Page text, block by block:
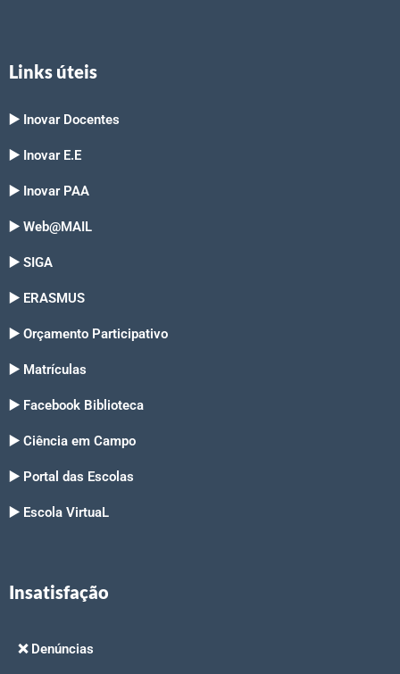
Links úteis
▶️ Inovar Docentes
▶️ Inovar E.E
▶️ Inovar PAA
▶️ Web@MAIL
▶️ SIGA
▶️ ERASMUS
▶️ Orçamento Participativo
▶️ Matrículas
▶️ Facebook Biblioteca
▶️ Ciência em Campo
▶️ Portal das Escolas
▶️ Escola VirtuaL
Insatisfação
❌ Denúncias